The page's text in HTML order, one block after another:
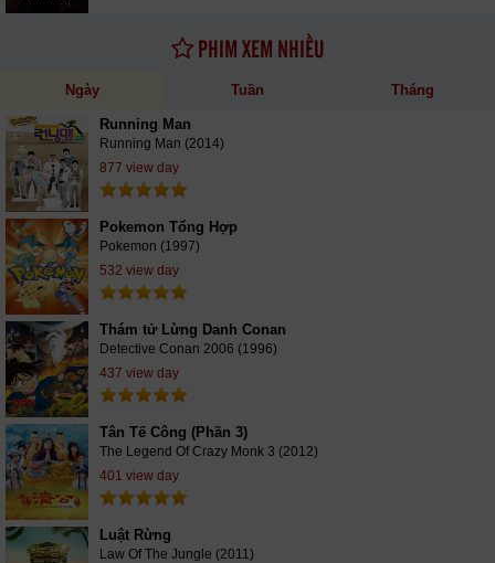
PHIM XEM NHIỀU
Ngày Tuần Tháng
Running Man
Running Man (2014)
877 view day
Pokemon Tổng Hợp
Pokemon (1997)
532 view day
Thám tử Lừng Danh Conan
Detective Conan 2006 (1996)
437 view day
Tân Tế Công (Phần 3)
The Legend Of Crazy Monk 3 (2012)
401 view day
Luật Rừng
Law Of The Jungle (2011)